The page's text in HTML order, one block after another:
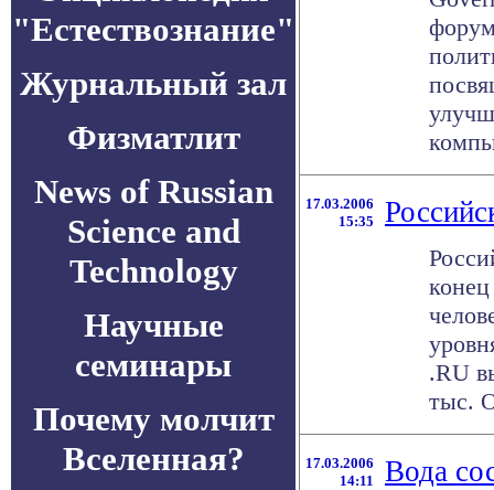
"Естествознание"
Журнальный зал
Физматлит
News of Russian
Science and
Technology
Научные
семинары
Почему молчит
Вселенная?
17.03.2006
15:35
.RU
тыс.
17.03.2006
14:11
Вода